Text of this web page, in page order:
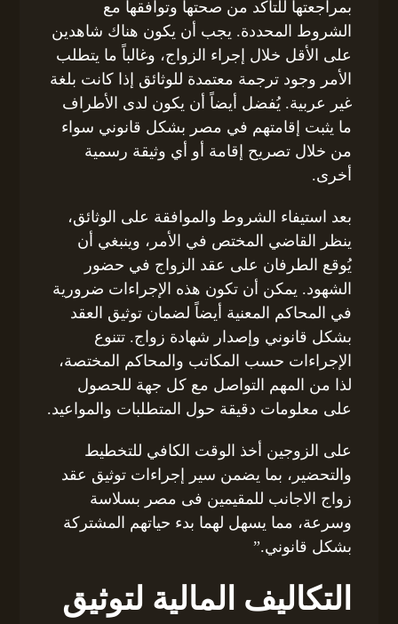
بمراجعتها للتأكد من صحتها وتوافقها مع
الشروط المحددة. يجب أن يكون هناك شاهدين
على الأقل خلال إجراء الزواج، وغالباً ما يتطلب
الأمر وجود ترجمة معتمدة للوثائق إذا كانت بلغة
غير عربية. يُفضل أيضاً أن يكون لدى الأطراف
ما يثبت إقامتهم في مصر بشكل قانوني سواء
من خلال تصريح إقامة أو أي وثيقة رسمية
أخرى.
بعد استيفاء الشروط والموافقة على الوثائق،
ينظر القاضي المختص في الأمر، وينبغي أن
يُوقع الطرفان على عقد الزواج في حضور
الشهود. يمكن أن تكون هذه الإجراءات ضرورية
في المحاكم المعنية أيضاً لضمان توثيق العقد
بشكل قانوني وإصدار شهادة زواج. تتنوع
الإجراءات حسب المكاتب والمحاكم المختصة،
لذا من المهم التواصل مع كل جهة للحصول
على معلومات دقيقة حول المتطلبات والمواعيد.
على الزوجين أخذ الوقت الكافي للتخطيط
والتحضير، بما يضمن سير إجراءات توثيق عقد
زواج الاجانب للمقيمين فى مصر بسلاسة
وسرعة، مما يسهل لهما بدء حياتهم المشتركة
بشكل قانوني.”
التكاليف المالية لتوثيق